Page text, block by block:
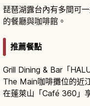
琵琶湖露台內有多間可
的餐廳與咖啡館。
推薦餐點
Grill Dining & Bar「
The Main咖啡攤位的近
在蓬萊山「Café 360」